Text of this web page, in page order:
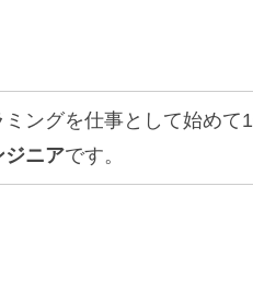
ングを仕事として始めて
ジニアです。